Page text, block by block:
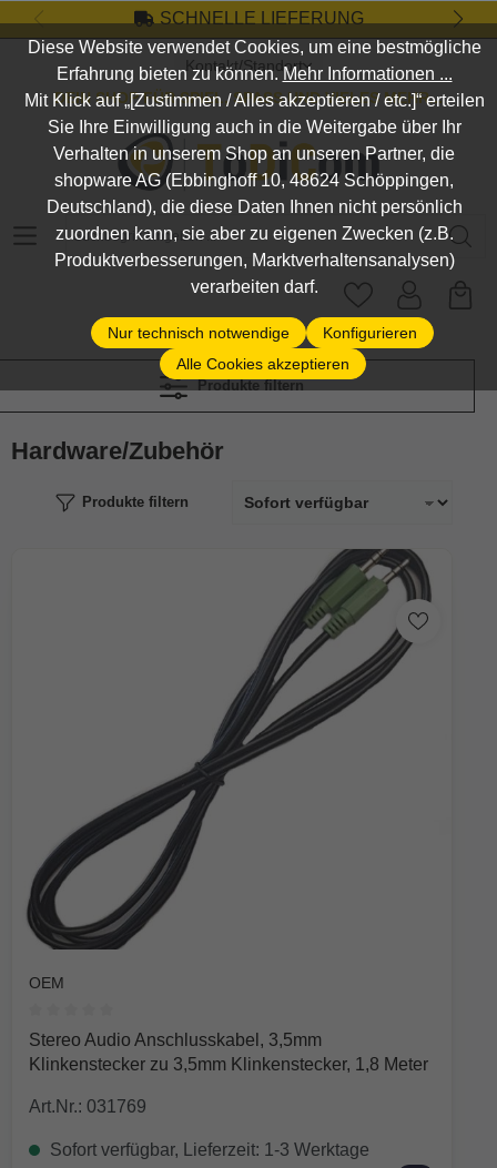
Zum Hauptinhalt springenSCHNELLE LIEFERUNG
Kontakt/Standort
DEIN SHOP FÜR SPIEL, SPASS UND VIELES MEHR...
Suchbegriff eingeben ...
Produkte filtern
Hardware/Zubehör
Produkte filtern
OEM
Durchschnittliche Bewertung von 0 von 5 Sternen
Stereo Audio Anschlusskabel, 3,5mm
Klinkenstecker zu 3,5mm Klinkenstecker, 1,8 Meter
Art.Nr.: 031769
Sofort verfügbar, Lieferzeit: 1-3 Werktage
Diese Website verwendet Cookies, um eine bestmögliche
Erfahrung bieten zu können.Mehr Informationen ...
Mit Klick auf „[Zustimmen / Alles akzeptieren / etc.]“ erteilen
Sie Ihre Einwilligung auch in die Weitergabe über Ihr
Verhalten in unserem Shop an unseren Partner, die
shopware AG (Ebbinghoff 10, 48624 Schöppingen,
Deutschland), die diese Daten Ihnen nicht persönlich
zuordnen kann, sie aber zu eigenen Zwecken (z.B.
Produktverbesserungen, Marktverhaltensanalysen)
verarbeiten darf.
Nur technisch notwendige
Konfigurieren
Alle Cookies akzeptieren